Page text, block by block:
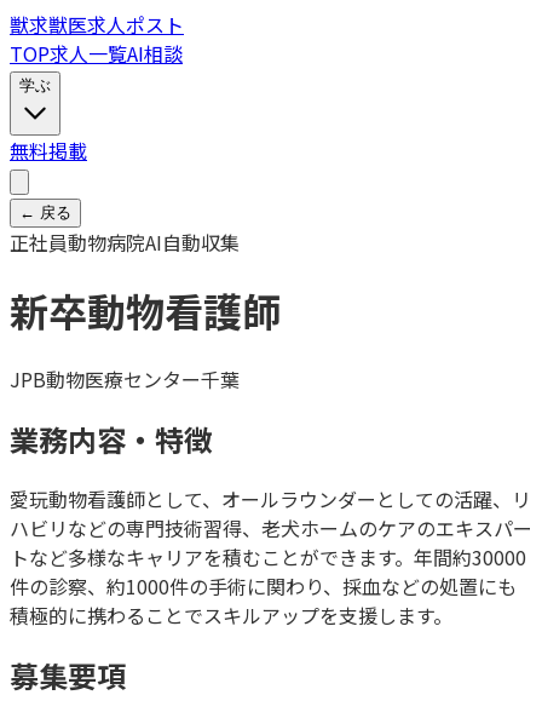
獣求獣医求人ポスト
TOP求人一覧AI相談
学ぶ
無料掲載
← 戻る
正社員動物病院AI自動収集
新卒動物看護師
JPB動物医療センター千葉
業務内容・特徴
愛玩動物看護師として、オールラウンダーとしての活躍、リ
ハビリなどの専門技術習得、老犬ホームのケアのエキスパー
トなど多様なキャリアを積むことができます。年間約30000
件の診察、約1000件の手術に関わり、採血などの処置にも
積極的に携わることでスキルアップを支援します。
募集要項